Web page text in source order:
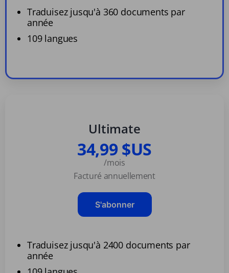
Traduisez jusqu'à 360 documents par
année
109 langues
Ultimate
34,99 $US
/mois
Facturé annuellement
S'abonner
Traduisez jusqu'à 2400 documents par
année